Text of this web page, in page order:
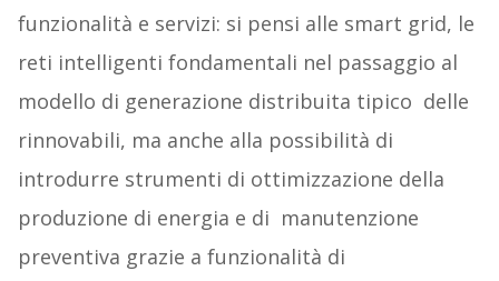
funzionalità e servizi: si pensi alle smart grid, le
reti intelligenti fondamentali nel passaggio al
modello di generazione distribuita tipico delle
rinnovabili, ma anche alla possibilità di
introdurre strumenti di ottimizzazione della
produzione di energia e di manutenzione
preventiva grazie a funzionalità di